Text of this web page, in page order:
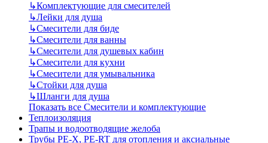
↳Комплектующие для смесителей
↳Лейки для душа
↳Смесители для биде
↳Смесители для ванны
↳Смесители для душевых кабин
↳Смесители для кухни
↳Смесители для умывальника
↳Стойки для душа
↳Шланги для душа
Показать все Смесители и комплектующие
Теплоизоляция
Трапы и водоотводящие желоба
Трубы PE-X, PE-RT для отопления и аксиальные